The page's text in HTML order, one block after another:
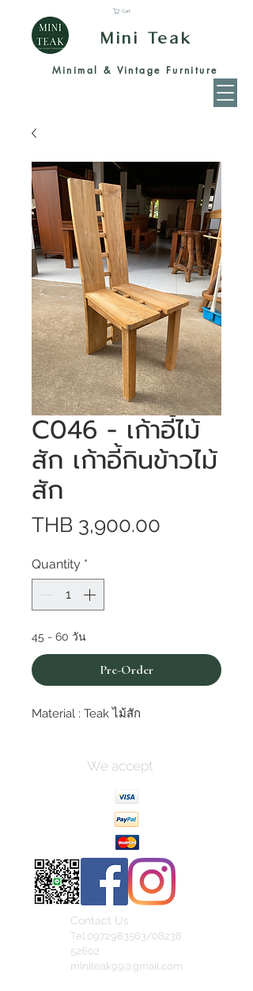
Mini Teak
Minimal & Vintage Furniture
Cart
C046 - เก้าอี้ไม้
สัก เก้าอี้กินข้าวไม้
สัก
THB 3,900.00
Quantity *
45 - 60 วัน
Pre-Order
Material : Teak ไม้สัก
We accept
Contact Us
Tel.0972983563/08238
52602
miniteak99@gmail.com